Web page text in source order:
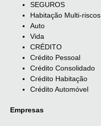
SEGUROS
Habitação Multi-riscos
Auto
Vida
CRÉDITO
Crédito Pessoal
Crédito Consolidado
Crédito Habitação
Crédito Automóvel
Empresas